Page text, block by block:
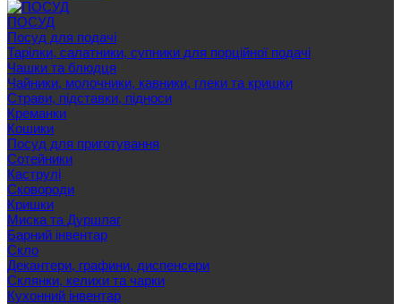
ПОСУД
Посуд для подачі
Тарілки, салатники, супники для порційної подачі
Чашки та блюдця
Чайники, молочники, кавники, глеки та кришки
Страви, підставки, підноси
Креманки
Кошики
Посуд для приготування
Сотейники
Каструлі
Сковороди
Кришки
Миска та Дуршлаг
Барний інвентар
Скло
Декантери, графини, диспенсери
Склянки, келихи та чарки
Кухонний інвентар